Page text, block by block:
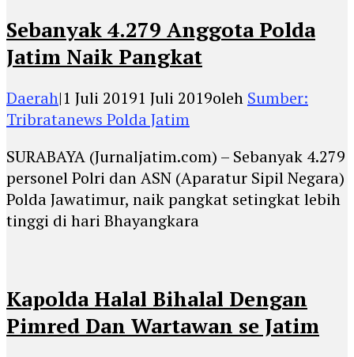
Sebanyak 4.279 Anggota Polda
Jatim Naik Pangkat
Daerah|1 Juli 20191 Juli 2019oleh Sumber:
Tribratanews Polda Jatim
SURABAYA (Jurnaljatim.com) – Sebanyak 4.279
personel Polri dan ASN (Aparatur Sipil Negara)
Polda Jawatimur, naik pangkat setingkat lebih
tinggi di hari Bhayangkara
Kapolda Halal Bihalal Dengan
Pimred Dan Wartawan se Jatim